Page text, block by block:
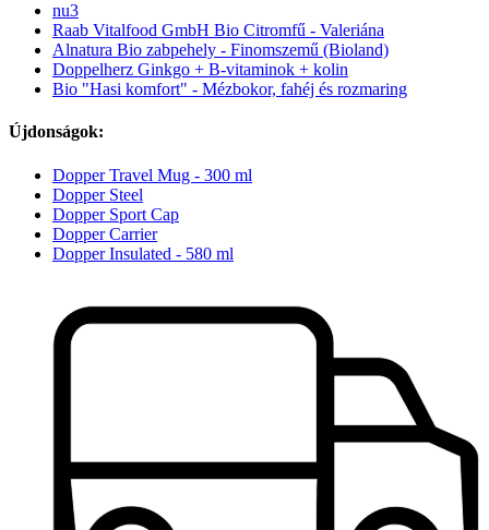
nu3
Raab Vitalfood GmbH Bio Citromfű - Valeriána
Alnatura Bio zabpehely - Finomszemű (Bioland)
Doppelherz Ginkgo + B-vitaminok + kolin
Bio "Hasi komfort" - Mézbokor, fahéj és rozmaring
Újdonságok:
Dopper Travel Mug - 300 ml
Dopper Steel
Dopper Sport Cap
Dopper Carrier
Dopper Insulated - 580 ml